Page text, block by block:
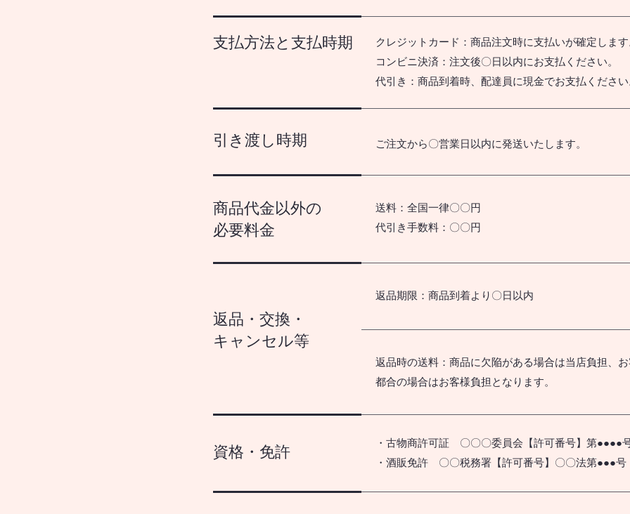
支払方法と支払時期
引き渡し時期
商品代金以外の
必要料金
クレジットカード：商品注文時に支払いが確定しま
コンビニ決済：注文後〇日以内にお支払ください。
代引き：商品到着時、配達員に現金でお支払くださ
ご注文から〇営業日以内に発送いたします。
送料：全国一律〇〇円
代引き手数料：〇〇円
返品期限：商品到着より〇日以内
返品・交換・
キャンセル等
返品時の送料：商品に欠陥がある場合は当店負担、
都合の場合はお客様負担となります。
資格・免許
・古物商許可証 〇〇〇委員会【許可番号】第●●●●
・酒販免許 〇〇税務署【許可番号】〇〇法第●●●号